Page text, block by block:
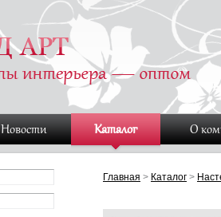
Новости Каталог О
Главная > Каталог >